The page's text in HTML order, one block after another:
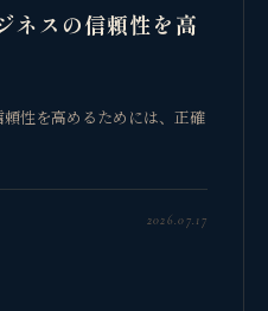
ネスの信頼性を高
性を高めるためには、正確
2026.07.17